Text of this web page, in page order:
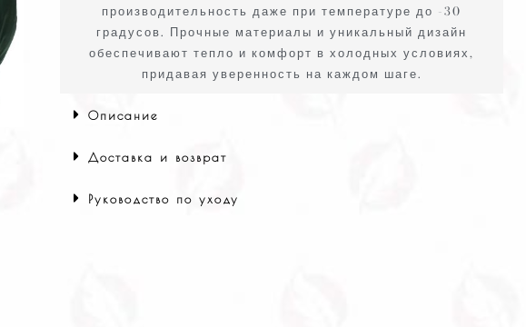
производительность даже при температуре до -30
градусов. Прочные материалы и уникальный дизайн
обеспечивают тепло и комфорт в холодных условиях,
придавая уверенность на каждом шаге.
Описание
Доставка и возврат
Руководство по уходу